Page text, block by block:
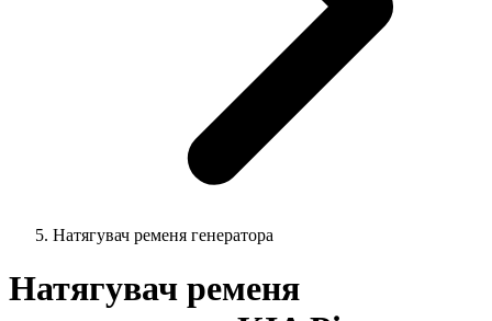
Натягувач ременя генератора
Натягувач ременя